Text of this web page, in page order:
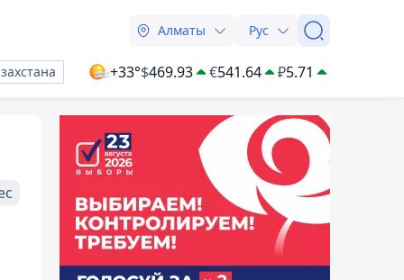
Алматы Рус
+33°$469.93 €541.64 ₽5.71